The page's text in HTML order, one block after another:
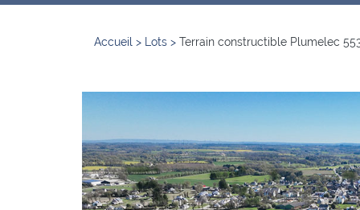
Accueil > Lots > Terrain constructible Plumelec